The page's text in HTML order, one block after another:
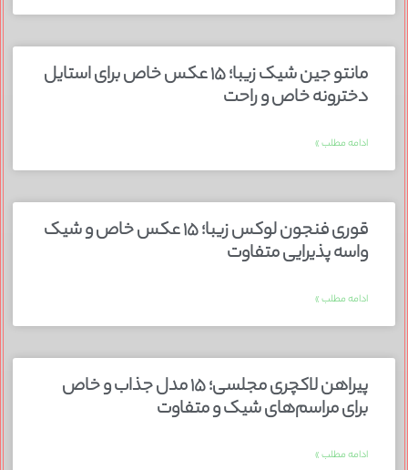
مانتو جین شیک زیبا؛ ۱۵ عکس خاص برای استایل
دخترونه خاص و راحت
ادامه مطلب »
قوری فنجون لوکس زیبا؛ ۱۵ عکس خاص و شیک
واسه پذیرایی متفاوت
ادامه مطلب »
پیراهن لاکچری مجلسی؛ ۱۵ مدل جذاب و خاص
برای مراسم‌های شیک و متفاوت
ادامه مطلب »